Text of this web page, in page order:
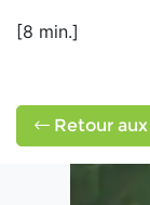
[8 min.]
Retour